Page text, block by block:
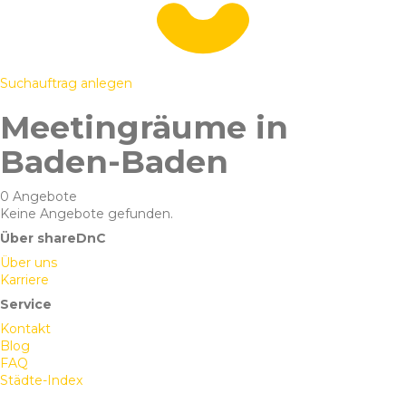
Suchauftrag anlegen
Meetingräume in
Baden-Baden
0 Angebote
Keine Angebote gefunden.
Über shareDnC
Über uns
Karriere
Service
Kontakt
Blog
FAQ
Städte-Index